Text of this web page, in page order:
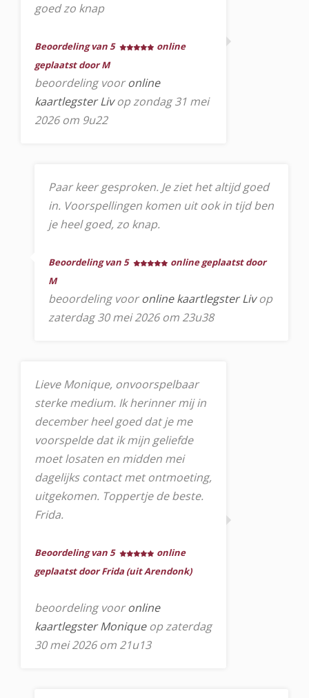
goed zo knap
Beoordeling van 5
online
geplaatst door M
beoordeling vooronline
kaartlegster Livop zondag 31 mei
2026 om 9u22
Paar keer gesproken. Je ziet het altijd goed
in. Voorspellingen komen uit ook in tijd ben
je heel goed, zo knap.
Beoordeling van 5
online geplaatst door
M
beoordeling vooronline kaartlegster Livop
zaterdag 30 mei 2026 om 23u38
Lieve Monique, onvoorspelbaar
sterke medium. Ik herinner mij in
december heel goed dat je me
voorspelde dat ik mijn geliefde
moet losaten en midden mei
dagelijks contact met ontmoeting,
uitgekomen. Toppertje de beste.
Frida.
Beoordeling van 5
online
geplaatst door Frida (uit Arendonk)
beoordeling vooronline
kaartlegster Moniqueop zaterdag
30 mei 2026 om 21u13